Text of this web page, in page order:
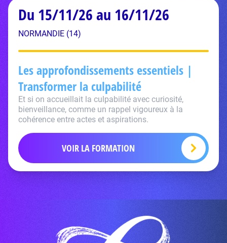
Du 15/11/26 au 16/11/26
NORMANDIE (14)
Les approfondissements essentiels |
Transformer la culpabilité
Et si on accueillait la culpabilité avec curiosité,
bienveillance, comme un rappel vigoureux à la
cohérence entre actes et aspirations.
VOIR LA FORMATION